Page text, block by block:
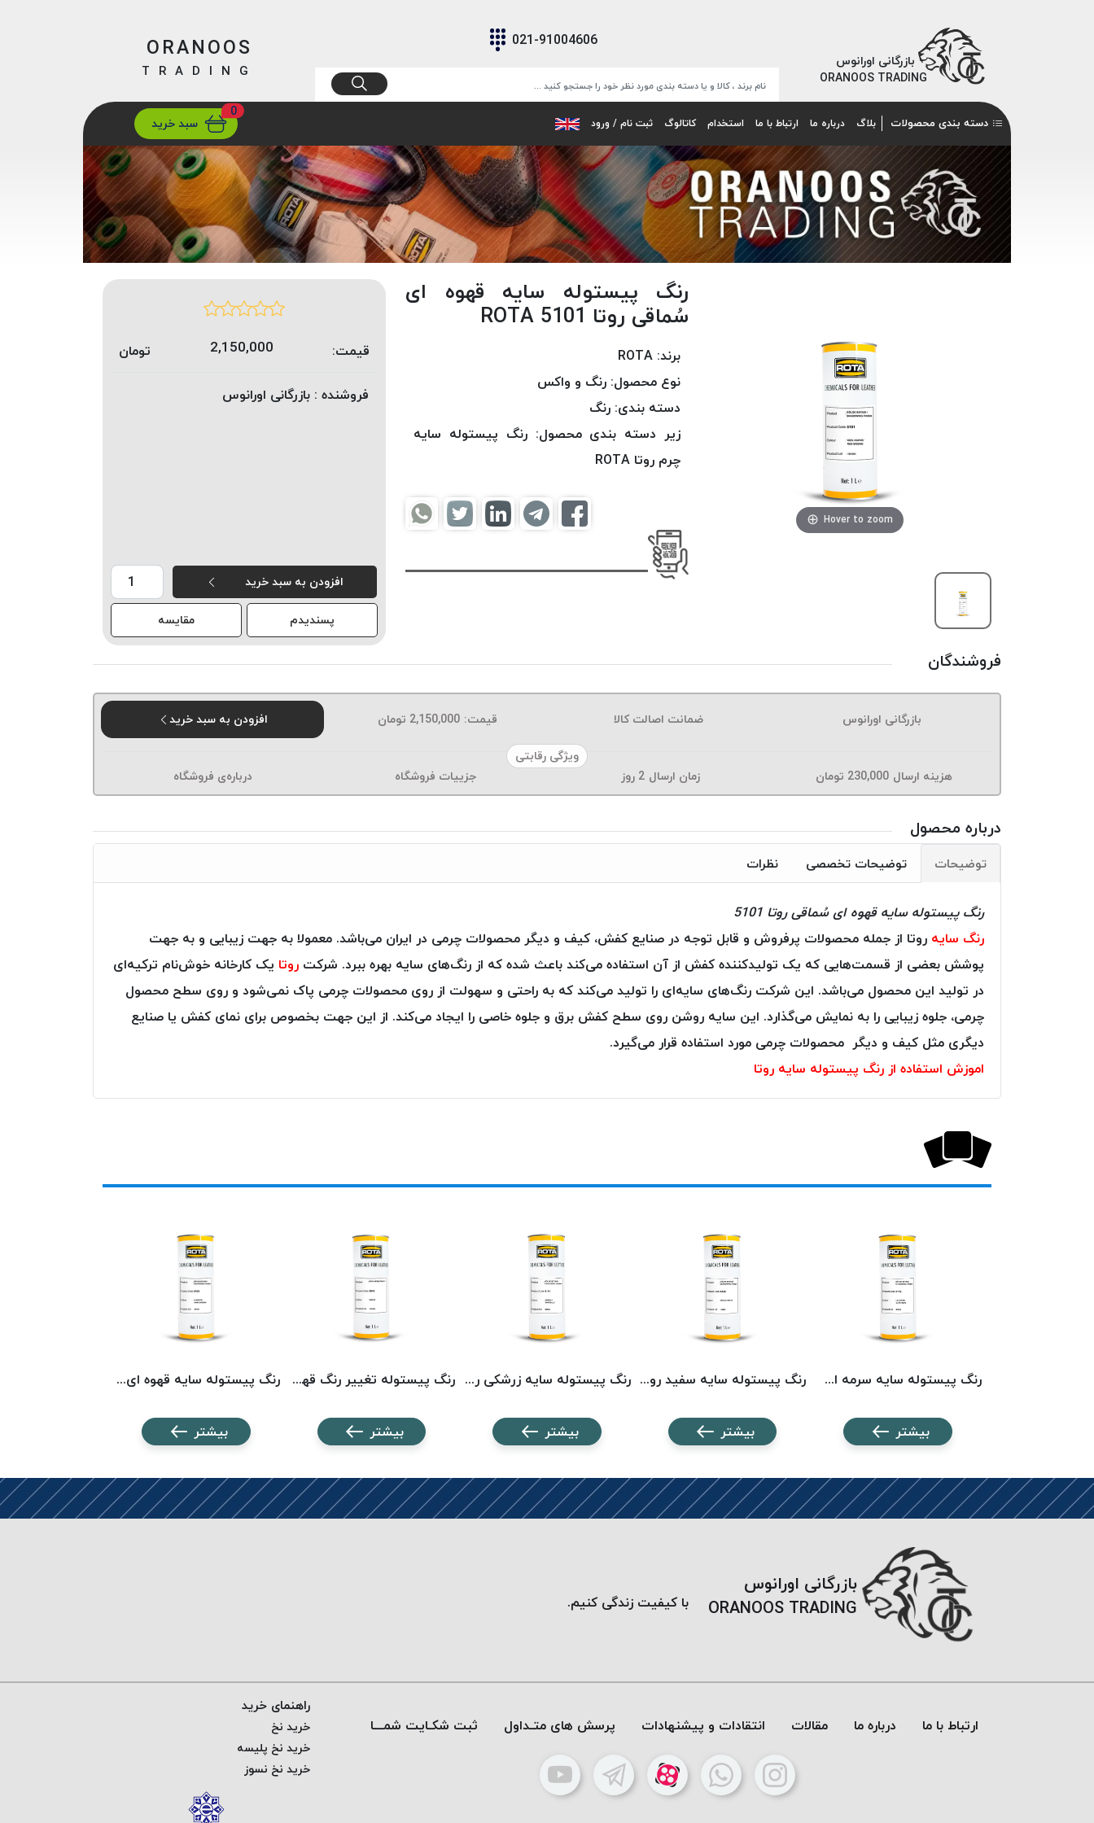
بازرگانی اورانوس
ORANOOS TRADING
021-91004606
ارسالتهران/ تهران
ORANOOS
TRADING
دسته بندی محصولات بلاگ درباره ما ارتباط با ما استخدام کاتالوگ ثبت نام / ورود
0
سبد خرید
Hover to zoom
رنگ پیستوله سایه قهوه ای
سُماقی روتا 5101 ROTA
برند: ROTA
نوع محصول: رنگ و واکس
دسته بندی: رنگ
زیر دسته بندی محصول: رنگ پیستوله سایه
چرم روتا ROTA
قیمت: 2,150,000
تومان
فروشنده : بازرگانی اورانوس
افزودن به سبد خرید
پسندیدم
مقایسه
فروشندگان
بازرگانی اورانوس ضمانت اصالت کالا قیمت: 2,150,000 تومان
افزودن به سبد خرید
ویژگی رقابتی
هزینه ارسال 230,000 تومان زمان ارسال 2 روز جزییات فروشگاه درباره‌ی فروشگاه
درباره محصول
توضیحات توضیحات تخصصی نظرات
رنگ پیستوله سایه قهوه ای سُماقی روتا 5101
رنگ سایه روتا از جمله محصولات پرفروش و قابل توجه در صنایع کفش، کیف و دیگر محصولات چرمی در ایران می‌باشد. معمولا به جهت زیبایی و به جهت
پوشش بعضی از قسمت‌هایی که یک تولیدکننده کفش از آن استفاده می‌کند باعث شده که از رنگ‌های سایه بهره ببرد. شرکت روتا یک کارخانه خوش‌نام ترکیه‌ای
در تولید این محصول می‌باشد. این شرکت رنگ‌های سایه‌ای را تولید می‌کند که به راحتی و سهولت از روی محصولات چرمی پاک نمی‌شود و روی سطح محصول
چرمی، جلوه زیبایی را به نمایش می‌گذارد. این سایه روشن روی سطح کفش برق و جلوه خاصی را ایجاد می‌کند. از این جهت بخصوص برای نمای کفش یا صنایع
دیگری مثل کیف و دیگر محصولات چرمی مورد استفاده قرار می‌گیرد.
اموزش استفاده از رنگ پیستوله سایه روتا
رنگ پیستوله سایه سرمه ای روتا 5142 ROTA
بیشتر
رنگ پیستوله سایه سفید روتا 5136 ROTA
بیشتر
رنگ پیستوله سایه زرشکی روتا 5114 ROTA
بیشتر
رنگ پیستوله تغییر رنگ قهوه‌ای روتا 5010 ROTA
بیشتر
رنگ پیستوله سایه قهوه ای سوخته روتا 5103 ROTA
بیشتر
بازرگانی اورانوس
ORANOOS TRADING
با کیفیت زندگی کنیم.
ارتباط با ما درباره ما مقالات انتقادات و پیشنهادات پرسش های متـداول ثبت شکـایت شمـــا
راهنمای خرید
خرید نخ
خرید نخ پلیسه
خرید نخ نسوز